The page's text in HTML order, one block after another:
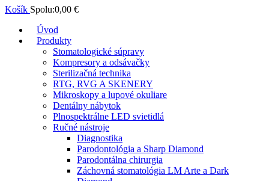
Košík Spolu:0,00 €
Úvod
Produkty
Stomatologické súpravy
Kompresory a odsávačky
Sterilizačná technika
RTG, RVG A SKENERY
Mikroskopy a lupové okuliare
Dentálny nábytok
Plnospektrálne LED svietidlá
Ručné nástroje
Diagnostika
Parodontológia a Sharp Diamond
Parodontálna chirurgia
Záchovná stomatológia LM Arte a Dark